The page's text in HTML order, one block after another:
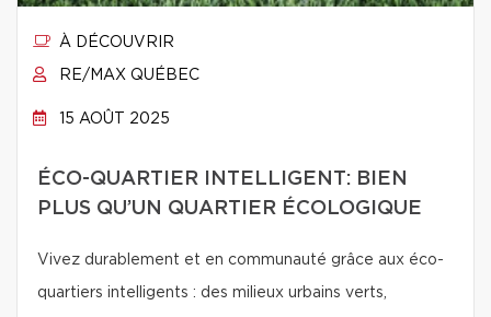
À DÉCOUVRIR
RE/MAX QUÉBEC
15 AOÛT 2025
ÉCO-QUARTIER INTELLIGENT: BIEN
PLUS QU’UN QUARTIER ÉCOLOGIQUE
Vivez durablement et en communauté grâce aux éco-
quartiers intelligents : des milieux urbains verts,